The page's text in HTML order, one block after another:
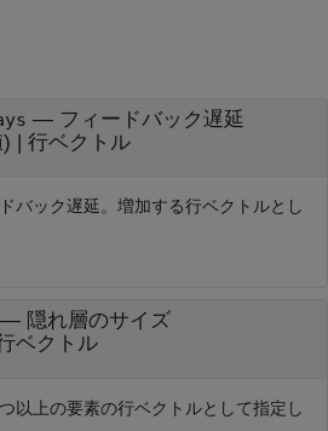
— フィードバック遅延
| 行ベクトル
バック遅延。増加する行ベクトルとし
— 隠れ層のサイズ
ベクトル
以上の要素の行ベクトルとして指定し